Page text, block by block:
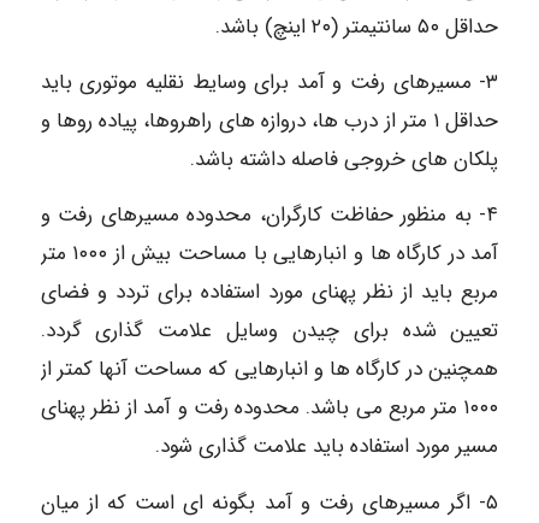
حداقل ۵۰ سانتیمتر (۲۰ اینچ) باشد.
٣- مسیرهای رفت و آمد برای وسایط نقلیه موتوری باید
حداقل ۱ متر از درب ها، دروازه های راهروها، پیاده روها و
پلکان های خروجی فاصله داشته باشد.
۴- به منظور حفاظت کارگران، محدوده مسیرهای رفت و
آمد در کارگاه ها و انبارهایی با مساحت بیش از ۱۰۰۰ متر
مربع باید از نظر پهنای مورد استفاده برای تردد و فضای
تعیین شده برای چیدن وسایل علامت گذاری گردد.
همچنین در کارگاه ها و انبارهایی که مساحت آنها کمتر از
۱۰۰۰ متر مربع می باشد. محدوده رفت و آمد از نظر پهنای
مسیر مورد استفاده باید علامت گذاری شود.
۵- اگر مسیرهای رفت و آمد بگونه ای است که از میان